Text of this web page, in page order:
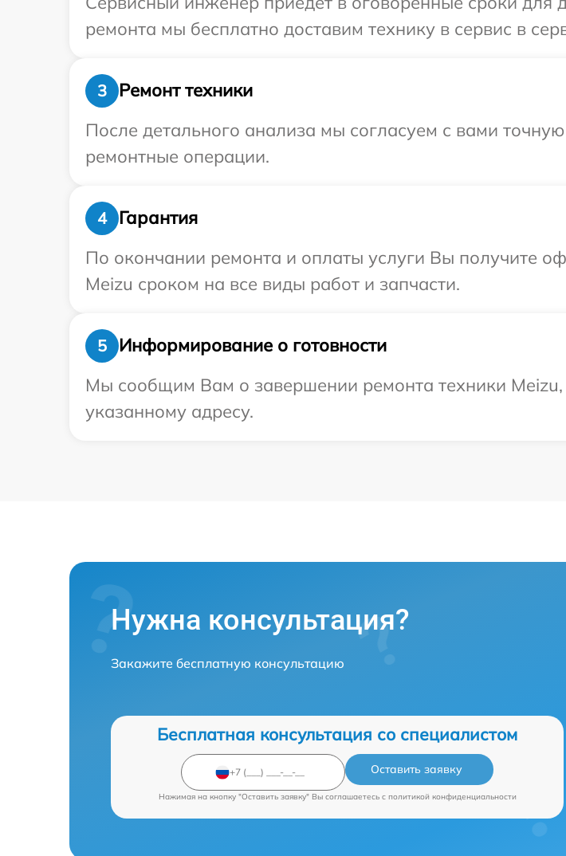
ремонта мы бесплатно доставим технику в сервис в
3
Ремонт техники
После детального анализа мы согласуем с вами
ремонтные операции.
4
Гарантия
По окончании ремонта и оплаты услуги Вы получите
Meizu сроком на все виды работ и запчасти.
5
Информирование о готовности
Мы сообщим Вам о завершении ремонта техники Meizu,
указанному адресу.
Нужна консультация?
Закажите бесплатную консультацию
Бесплатная консультация со специалистом
Оставить заявку
Нажимая на кнопку "Оставить заявку" Вы соглашаетесь c политикой конфиденциальности